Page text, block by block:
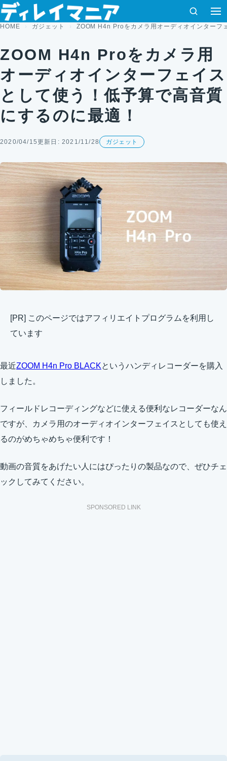
コンテンツへスキップ
検索
HOME ガジェット ZOOM H4n Proをカメラ用オーディオインターフ
ZOOM H4n Proをカメラ用
オーディオインターフェイス
として使う！低予算で高音質
にするのに最適！
2020/04/15更新日: 2021/11/28 ガジェット
[PR] このページではアフィリエイトプログラムを利用し
ています
最近ZOOM H4n Pro BLACKというハンディレコーダーを購入
しました。
フィールドレコーディングなどに使える便利なレコーダーなん
ですが、カメラ用のオーディオインターフェイスとしても使え
るのがめちゃめちゃ便利です！
動画の音質をあげたい人にはぴったりの製品なので、ぜひチェ
ックしてみてください。
SPONSORED LINK